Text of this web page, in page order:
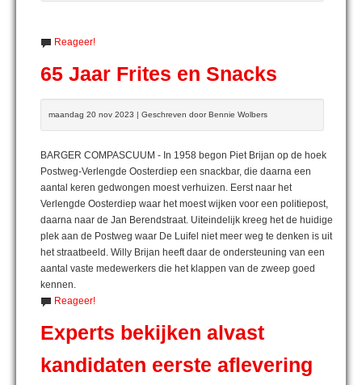
Reageer!
65 Jaar Frites en Snacks
maandag 20 nov 2023 | Geschreven door Bennie Wolbers
BARGER COMPASCUUM - In 1958 begon Piet Brijan op de hoek
Postweg-Verlengde Oosterdiep een snackbar, die daarna een
aantal keren gedwongen moest verhuizen. Eerst naar het
Verlengde Oosterdiep waar het moest wijken voor een politiepost,
daarna naar de Jan Berendstraat. Uiteindelijk kreeg het de huidige
plek aan de Postweg waar De Luifel niet meer weg te denken is uit
het straatbeeld. Willy Brijan heeft daar de ondersteuning van een
aantal vaste medewerkers die het klappen van de zweep goed
kennen.
Reageer!
Experts bekijken alvast
kandidaten eerste aflevering